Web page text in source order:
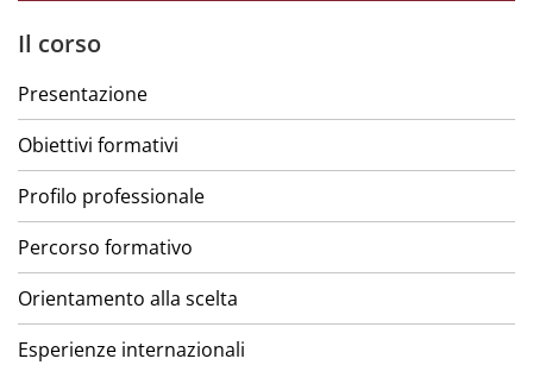
Il corso
Presentazione
Obiettivi formativi
Profilo professionale
Percorso formativo
Orientamento alla scelta
Esperienze internazionali